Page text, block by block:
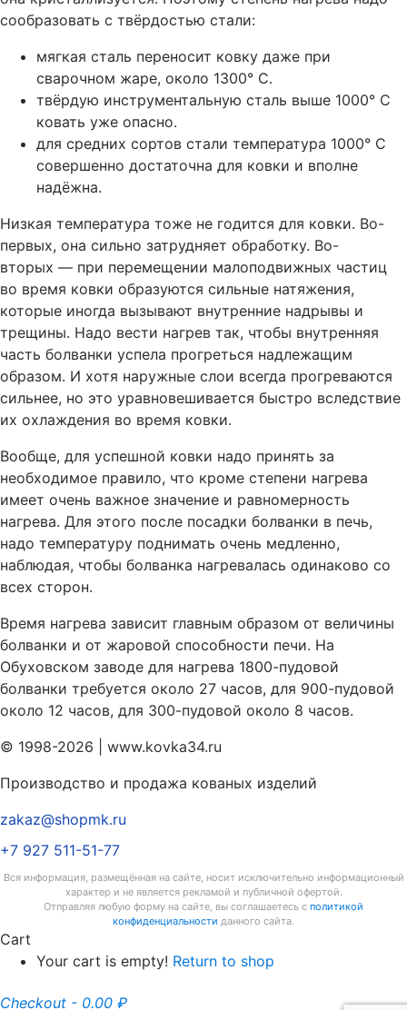
сообразовать с твёрдостью стали:
мягкая сталь переносит ковку даже при
сварочном жаре, около 1300° С.
твёрдую инструментальную сталь выше 1000° С
ковать уже опасно.
для средних сортов стали температура 1000° С
совершенно достаточна для ковки и вполне
надёжна.
Низкая температура тоже не годится для ковки. Во-
первых, она сильно затрудняет обработку. Во-
вторых — при перемещении малоподвижных частиц
во время ковки образуются сильные натяжения,
которые иногда вызывают внутренние надрывы и
трещины. Надо вести нагрев так, чтобы внутренняя
часть болванки успела прогреться надлежащим
образом. И хотя наружные слои всегда прогреваются
сильнее, но это уравновешивается быстро вследствие
их охлаждения во время ковки.
Вообще, для успешной ковки надо принять за
необходимое правило, что кроме степени нагрева
имеет очень важное значение и равномерность
нагрева. Для этого после посадки болванки в печь,
надо температуру поднимать очень медленно,
наблюдая, чтобы болванка нагревалась одинаково со
всех сторон.
Время нагрева зависит главным образом от величины
болванки и от жаровой способности печи. На
Обуховском заводе для нагрева 1800-пудовой
болванки требуется около 27 часов, для 900-пудовой
около 12 часов, для 300-пудовой около 8 часов.
© 1998-2026 | www.kovka34.ru
Производство и продажа кованых изделий
zakaz@shopmk.ru
+7 927 511-51-77
Вся информация, размещённая на сайте, носит исключительно информационный
характер и не является рекламой и публичной офертой.
Отправляя любую форму на сайте, вы соглашаетесь с политикой
конфиденциальности данного сайта.
Cart
Your cart is empty! Return to shop
Checkout - 0.00 ₽